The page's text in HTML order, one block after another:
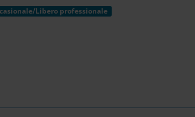
Libero professionale